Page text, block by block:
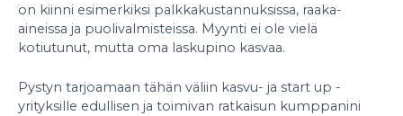
on kiinni esimerkiksi palkkakustannuksissa, raaka-
aineissa ja puolivalmisteissa. Myynti ei ole vielä
kotiutunut, mutta oma laskupino kasvaa.
Pystyn tarjoamaan tähän väliin kasvu- ja start up -
yrityksille edullisen ja toimivan ratkaisun kumppanini